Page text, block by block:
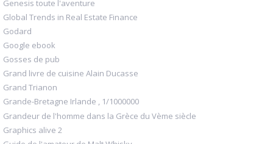
Genesis toute l'aventure
Global Trends in Real Estate Finance
Godard
Google ebook
Gosses de pub
Grand livre de cuisine Alain Ducasse
Grand Trianon
Grande-Bretagne Irlande , 1/1000000
Grandeur de l'homme dans la Grèce du Vème siècle
Graphics alive 2